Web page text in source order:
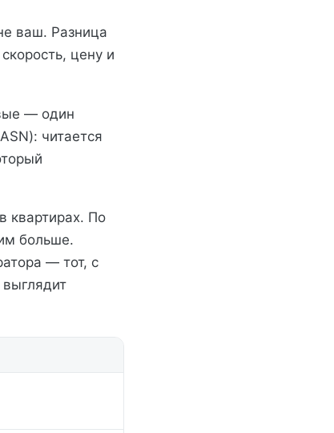
ваш. Разница
цену и
— один
читается
квартирах. По
больше.
— тот, с